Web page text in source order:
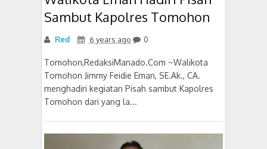
Sambut Kapolres Tomohon
Red 6 years ago 0
Tomohon,RedaksiManado.Com ~Walikota
Tomohon Jimmy Feidie Eman, SE.Ak., CA.
menghadiri kegiatan Pisah sambut Kapolres
Tomohon dari yang la...